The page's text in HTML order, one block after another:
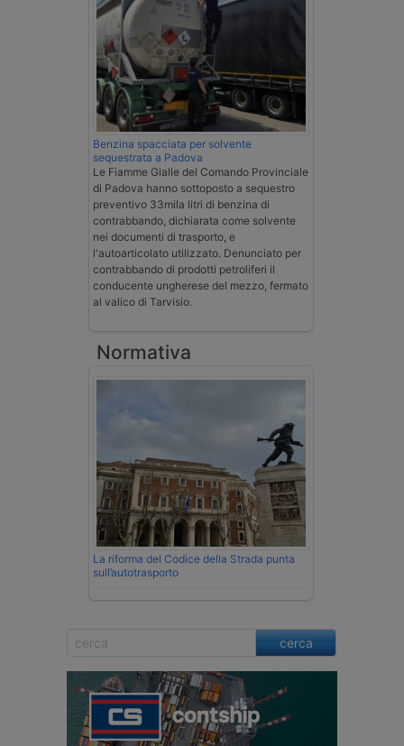
Benzina spacciata per solvente
sequestrata a Padova
Le Fiamme Gialle del Comando Provinciale
di Padova hanno sottoposto a sequestro
preventivo 33mila litri di benzina di
contrabbando, dichiarata come solvente
nei documenti di trasporto, e
l'autoarticolato utilizzato. Denunciato per
contrabbando di prodotti petroliferi il
conducente ungherese del mezzo, fermato
al valico di Tarvisio.
Normativa
La riforma del Codice della Strada punta
sull’autotrasporto
cerca